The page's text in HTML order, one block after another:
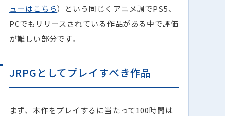
ューはこちら）という同じくアニメ調でPS5、
PCでもリリースされている作品がある中で評価
が難しい部分です。
JRPGとしてプレイすべき作品
まず、本作をプレイするに当たって100時間は